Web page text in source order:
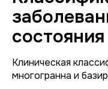
состояния
Клиническая
многогранна и